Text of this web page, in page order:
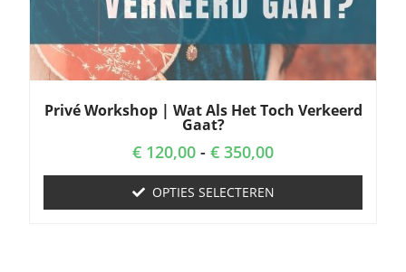
Privé Workshop | Wat Als Het Toch Verkeerd
Gaat?
€ 120,00 - € 350,00
OPTIES SELECTEREN